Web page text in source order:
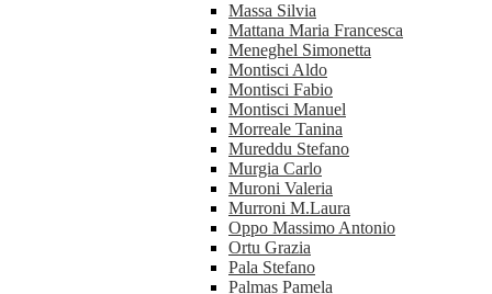
Massa Silvia
Mattana Maria Francesca
Meneghel Simonetta
Montisci Aldo
Montisci Fabio
Montisci Manuel
Morreale Tanina
Mureddu Stefano
Murgia Carlo
Muroni Valeria
Murroni M.Laura
Oppo Massimo Antonio
Ortu Grazia
Pala Stefano
Palmas Pamela